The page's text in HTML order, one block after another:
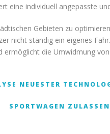
eine individuell angepasste
Gebieten zu
nicht ständig ein eigenes
die Umwidmung
NEUESTER
SPORTWAGEN